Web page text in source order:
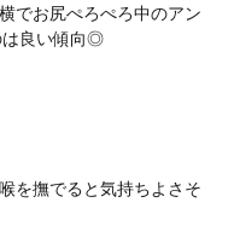
でお尻ぺろぺろ中のアン
は良い傾向◎
を撫でると気持ちよさそ